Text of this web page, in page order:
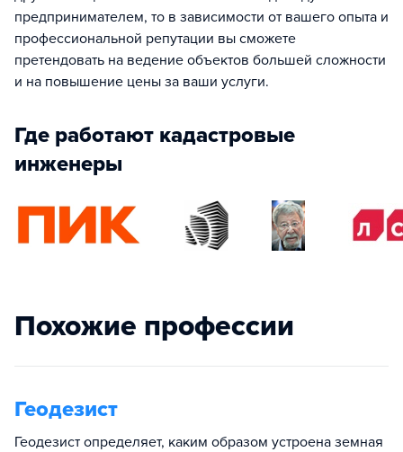
предпринимателем, то в зависимости от вашего опыта и
профессиональной репутации вы сможете
претендовать на ведение объектов большей сложности
и на повышение цены за ваши услуги.
Где работают кадастровые
инженеры
Похожие профессии
Геодезист
Геодезист определяет, каким образом устроена земная